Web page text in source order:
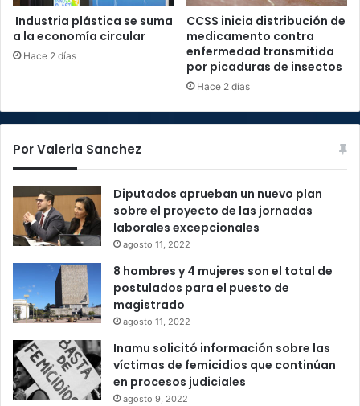
Industria plástica se suma
a la economía circular
Hace 2 días
CCSS inicia distribución de
medicamento contra
enfermedad transmitida
por picaduras de insectos
Hace 2 días
Por Valeria Sanchez
Diputados aprueban un nuevo plan
sobre el proyecto de las jornadas
laborales excepcionales
agosto 11, 2022
8 hombres y 4 mujeres son el total de
postulados para el puesto de
magistrado
agosto 11, 2022
Inamu solicitó información sobre las
víctimas de femicidios que continúan
en procesos judiciales
agosto 9, 2022